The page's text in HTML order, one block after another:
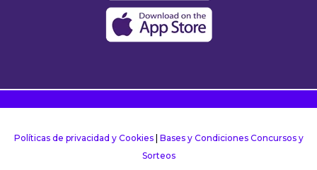
Políticas de privacidad y Cookies| Bases y Condiciones Concursos y
Sorteos